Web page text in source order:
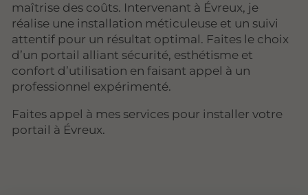
maîtrise des coûts. Intervenant à Évreux, je
réalise une installation méticuleuse et un suivi
attentif pour un résultat optimal. Faites le choix
d’un portail alliant sécurité, esthétisme et
confort d’utilisation en faisant appel à un
professionnel expérimenté.
Faites appel à mes services pour installer votre
portail à Évreux.